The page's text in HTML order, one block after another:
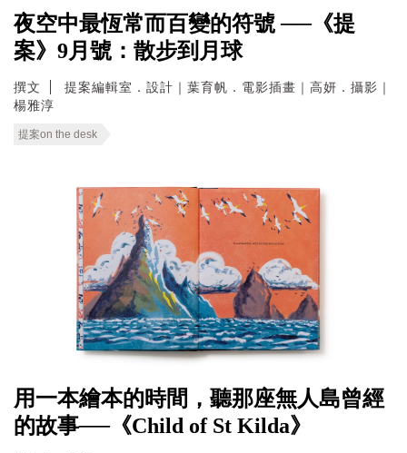
夜空中最恆常而百變的符號 ──《提
案》9月號：散步到月球
撰文
提案編輯室．設計｜葉育帆．電影插畫｜高妍．攝影｜
楊雅淳
提案on the desk
用一本繪本的時間，聽那座無人島曾經
的故事──《Child of St Kilda》